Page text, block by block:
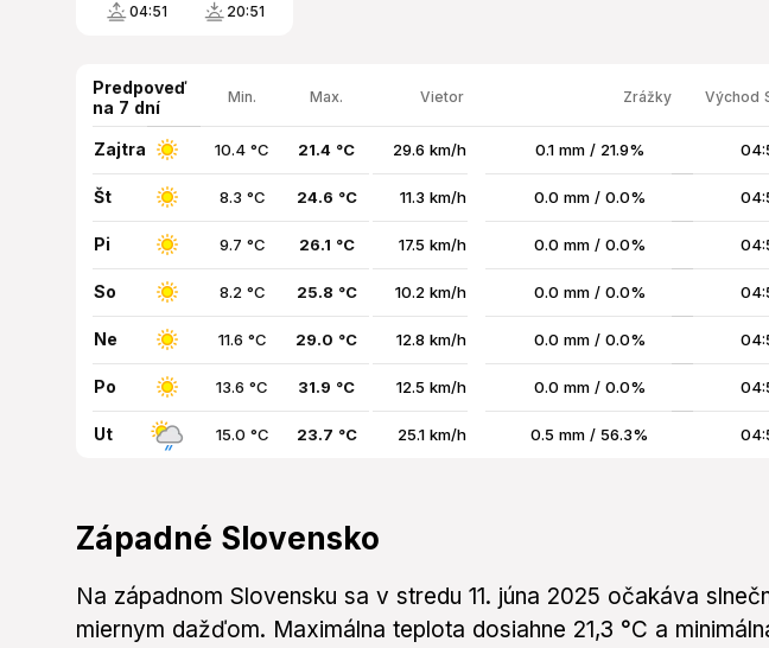
04:51 20:51
Predpoveď
na 7 dní
Min. Max. Vietor Zrážky Východ
Zajtra 10.4 °C 21.4 °C 29.6 km/h 0.1 mm / 21.9%
Št 8.3 °C 24.6 °C 11.3 km/h 0.0 mm / 0.0%
Pi 9.7 °C 26.1 °C 17.5 km/h 0.0 mm / 0.0%
So 8.2 °C 25.8 °C 10.2 km/h 0.0 mm / 0.0%
Ne 11.6 °C 29.0 °C 12.8 km/h 0.0 mm / 0.0%
Po 13.6 °C 31.9 °C 12.5 km/h 0.0 mm / 0.0%
Ut 15.0 °C 23.7 °C 25.1 km/h 0.5 mm / 56.3%
Západné Slovensko
Na západnom Slovensku sa v stredu 11. júna 2025 očakáva
miernym dažďom. Maximálna teplota dosiahne 21,3 °C a